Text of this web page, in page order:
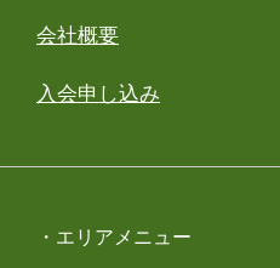
会社概要
入会申し込み
・エリアメニュー